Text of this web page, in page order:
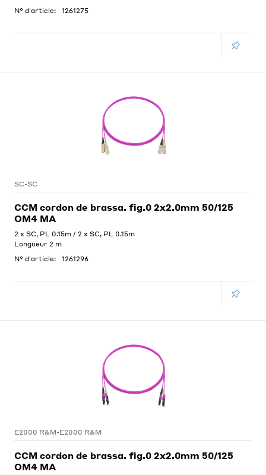
N° d'article: 1261275
SC-SC
CCM cordon de brassa. fig.0 2x2.0mm 50/125
OM4 MA
2 x SC, PL 0.15m / 2 x SC, PL 0.15m
Longueur 2 m
N° d'article:
1261296
E2000 R&M-E2000 R&M
CCM cordon de brassa. fig.0 2x2.0mm 50/125
OM4 MA